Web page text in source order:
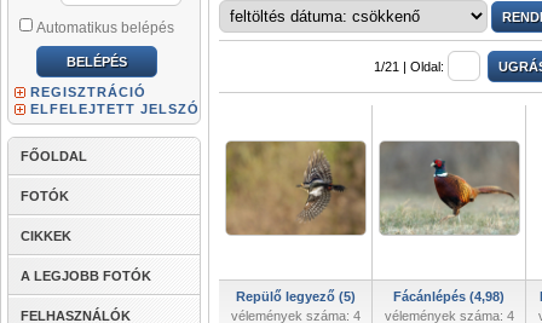
Automatikus belépés
REGISZTRÁCIÓ
ELFELEJTETT JELSZÓ
FŐOLDAL
FOTÓK
CIKKEK
A LEGJOBB FOTÓK
FELHASZNÁLÓK
1/21 | Oldal:
Repülő legyező (5)
vélemények száma: 4
Fácánlépés (4,98)
vélemények száma: 4